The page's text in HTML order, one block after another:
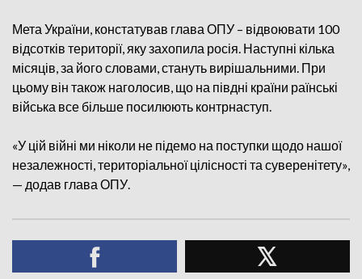
Мета України, констатував глава ОПУ – відвоювати 100
відсотків території, яку захопила росія. Наступні кілька
місяців, за його словами, стануть вирішальними. При
цьому він також наголосив, що на півдні країни раїнські
війська все більше посилюють контрнаступ.
«У цій війні ми ніколи не підемо на поступки щодо нашої
незалежності, територіальної цілісності та суверенітету»,
— додав глава ОПУ.